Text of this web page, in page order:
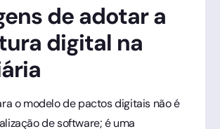
de adotar a
digital na
o modelo de pactos digitais não é
de software; é uma